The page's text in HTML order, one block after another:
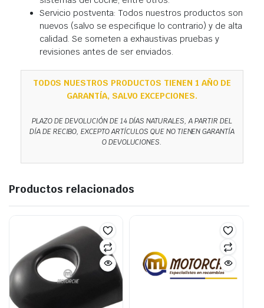
Servicio postventa: Todos nuestros productos son
nuevos (salvo se especifique lo contrario) y de alta
calidad. Se someten a exhaustivas pruebas y
revisiones antes de ser enviados.
TODOS NUESTROS PRODUCTOS TIENEN 1 AÑO DE
GARANTÍA, SALVO EXCEPCIONES.
PLAZO DE DEVOLUCIÓN DE 14 DÍAS NATURALES, A PARTIR DEL
DÍA DE RECIBO, EXCEPTO ARTÍCULOS QUE NO TIENEN GARANTÍA
O DEVOLUCIONES.
Productos relacionados